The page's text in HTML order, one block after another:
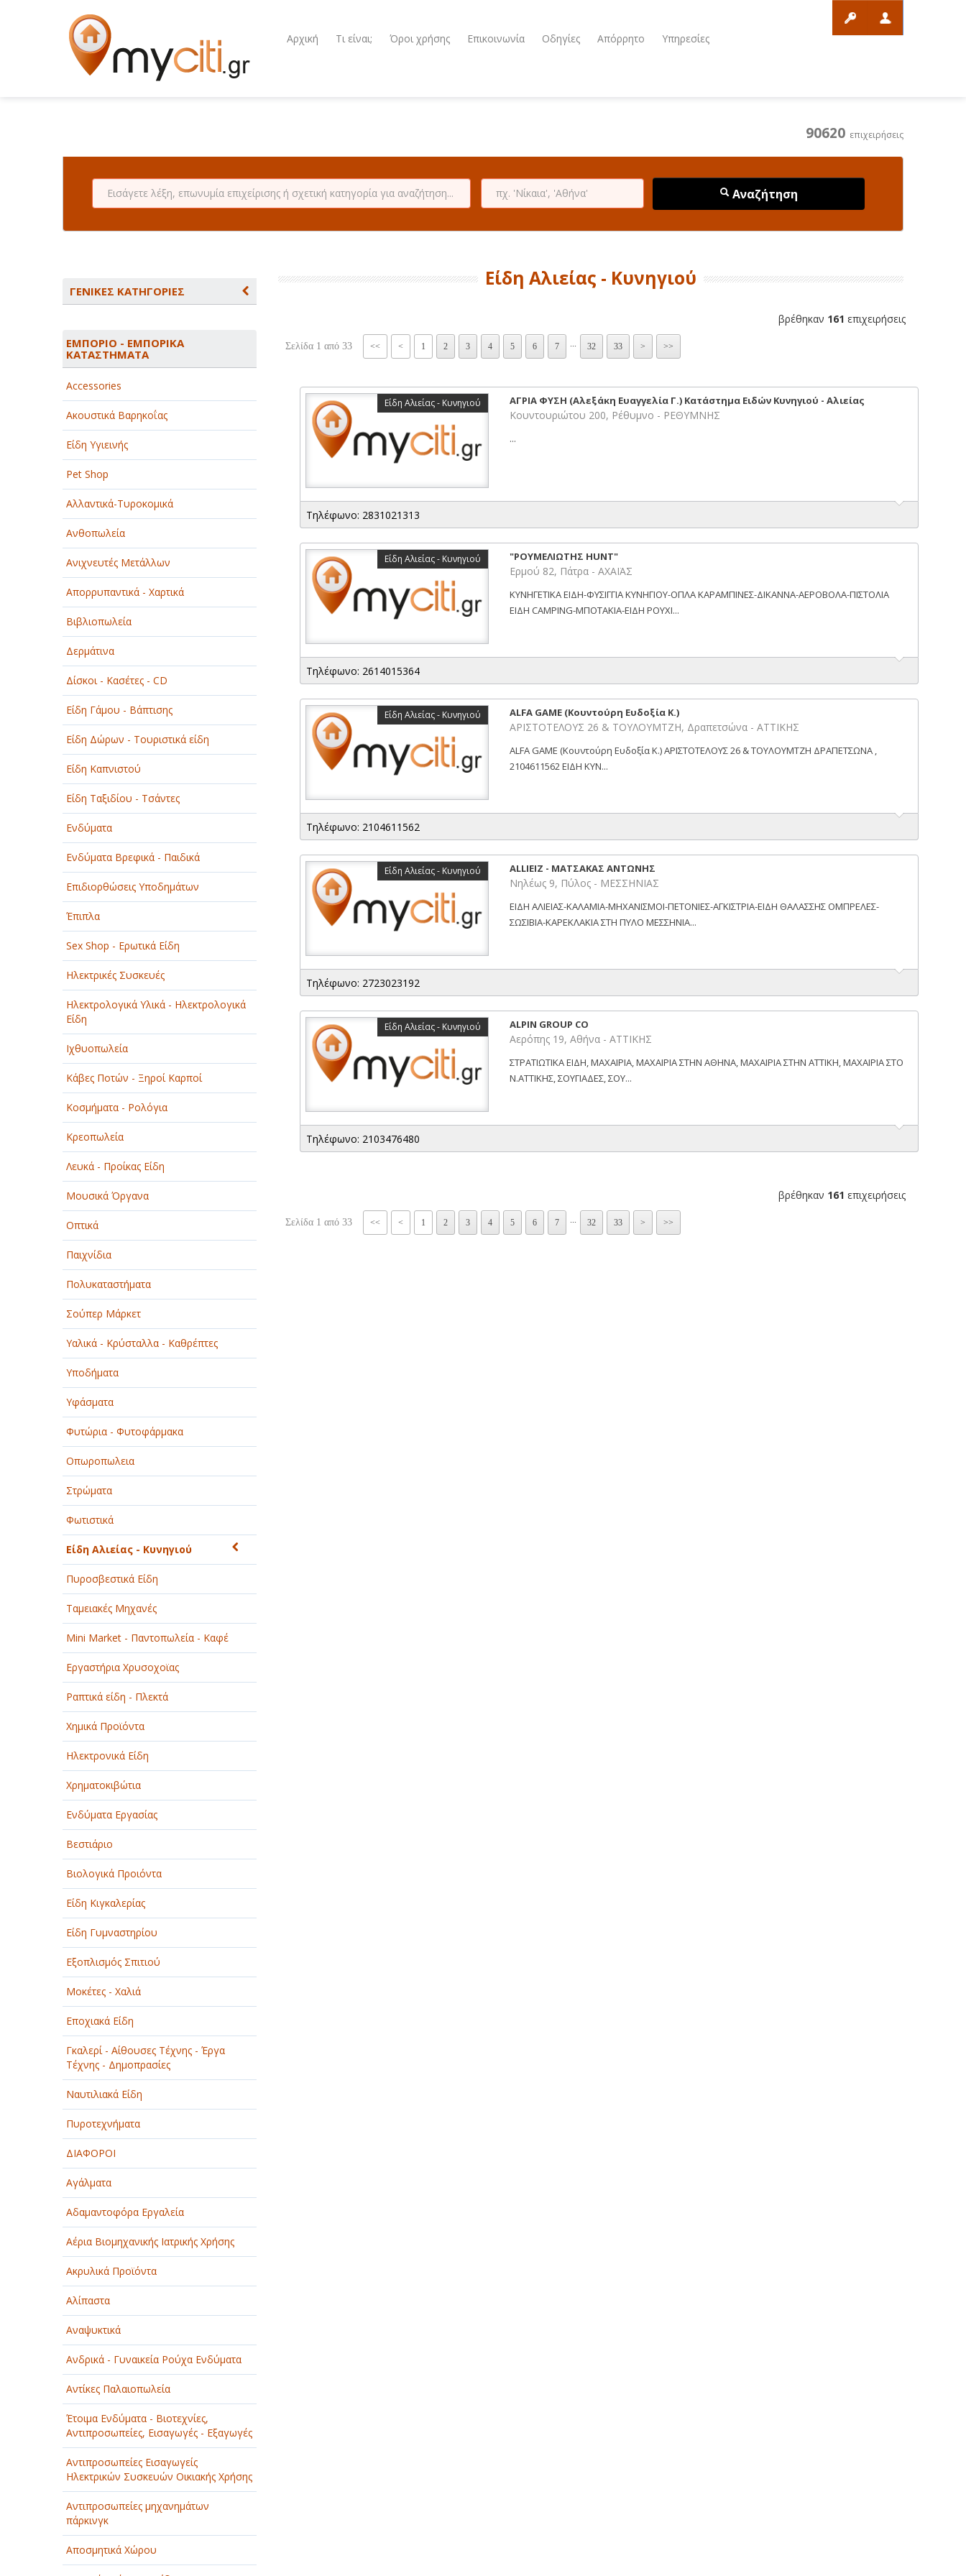
Αρχική Τι είναι; Όροι χρήσης Επικοινωνία Οδηγίες Απόρρητο Υπηρεσίες
90620 επιχειρήσεις
Αναζήτηση
ΓΕΝΙΚΕΣ ΚΑΤΗΓΟΡΙΕΣ
ΑΘΛΗΤΙΣΜΟΣ
ΑΥΤΟΚΙΝΗΤΑ - ΜΗΧΑΝΕΣ - ΣΚΑΦΗ
ΔΙΑΣΚΕΔΑΣΗ - ΨΥΧΑΓΩΓΙΑ - ΤΕΧΝΕΣ
ΔΙΑΦΗΜΙΣΗ - ΜΜΕ
ΕΚΚΛΗΣΙΕΣ - ΦΙΛΑΝΘΡΩΠΙΚΑ
ΣΩΜΑΤΕΙΑ
ΕΚΠΑΙΔΕΥΣΗ - ΣΧΟΛΕΣ
ΕΜΠΟΡΙΟ - ΕΜΠΟΡΙΚΑ
ΚΑΤΑΣΤΗΜΑΤΑ
ΕΡΓΟΣΤΑΣΙΑ - ΒΙΟΜΗΧΑΝΙΕΣ
ΞΕΝΟΔΟΧΕΙΑ - ΤΟΥΡΙΣΜΟΣ
ΟΜΟΡΦΙΑ
ΠΑΡΟΧΗ ΥΠΗΡΕΣΙΩΝ
ΤΕΧΝΙΚΑ - ΚΑΤΑΣΚΕΥΑΣΤΙΚΑ
ΤΕΧΝΟΛΟΓΙΑ
ΥΓΕΙΑ - ΙΑΤΡΟΙ
ΦΑΓΗΤΟ
ΕΜΠΟΡΙΟ - ΕΜΠΟΡΙΚΑ
ΚΑΤΑΣΤΗΜΑΤΑ
Accessories
Ακουστικά Βαρηκοΐας
Είδη Υγιεινής
Pet Shop
Αλλαντικά-Τυροκομικά
Ανθοπωλεία
Ανιχνευτές Μετάλλων
Απορρυπαντικά - Χαρτικά
Βιβλιοπωλεία
Δερμάτινα
Δίσκοι - Κασέτες - CD
Είδη Γάμου - Βάπτισης
Είδη Δώρων - Τουριστικά είδη
Είδη Καπνιστού
Είδη Ταξιδίου - Τσάντες
Ενδύματα
Ενδύματα Βρεφικά - Παιδικά
Επιδιορθώσεις Υποδημάτων
Έπιπλα
Sex Shop - Ερωτικά Είδη
Ηλεκτρικές Συσκευές
Ηλεκτρολογικά Υλικά - Ηλεκτρολογικά
Είδη
Ιχθυοπωλεία
Κάβες Ποτών - Ξηροί Καρποί
Κοσμήματα - Ρολόγια
Κρεοπωλεία
Λευκά - Προίκας Είδη
Μουσικά Όργανα
Οπτικά
Παιχνίδια
Πολυκαταστήματα
Σούπερ Μάρκετ
Υαλικά - Κρύσταλλα - Καθρέπτες
Υποδήματα
Υφάσματα
Φυτώρια - Φυτοφάρμακα
Οπωροπωλεια
Στρώματα
Φωτιστικά
Είδη Αλιείας - Κυνηγιού
Πυροσβεστικά Είδη
Ταμειακές Μηχανές
Mini Market - Παντοπωλεία - Καφέ
Εργαστήρια Χρυσοχοϊας
Ραπτικά είδη - Πλεκτά
Χημικά Προϊόντα
Ηλεκτρονικά Είδη
Χρηματοκιβώτια
Ενδύματα Εργασίας
Βεστιάριο
Βιολογικά Προιόντα
Είδη Κιγκαλερίας
Είδη Γυμναστηρίου
Εξοπλισμός Σπιτιού
Μοκέτες - Χαλιά
Εποχιακά Είδη
Γκαλερί - Αίθουσες Τέχνης - Έργα
Τέχνης - Δημοπρασίες
Ναυτιλιακά Είδη
Πυροτεχνήματα
ΔΙΑΦΟΡΟΙ
Αγάλματα
Αδαμαντοφόρα Εργαλεία
Αέρια Βιομηχανικής Ιατρικής Χρήσης
Ακρυλικά Προϊόντα
Αλίπαστα
Αναψυκτικά
Ανδρικά - Γυναικεία Ρούχα Ενδύματα
Αντίκες Παλαιοπωλεία
Έτοιμα Ενδύματα - Βιοτεχνίες,
Αντιπροσωπείες, Εισαγωγές - Εξαγωγές
Αντιπροσωπείες Εισαγωγείς
Ηλεκτρικών Συσκευών Οικιακής Χρήσης
Αντιπροσωπείες μηχανημάτων
πάρκινγκ
Αποσμητικά Χώρου
Είδη Αλιείας - Κυνηγιού
βρέθηκαν 161 επιχειρήσεις
Σελίδα 1 από 33 << < 1 2 3 4 5 6 7 ... 32 33 > >>
Είδη Αλιείας - Κυνηγιού ΑΓΡΙΑ ΦΥΣΗ (Αλεξάκη Ευαγγελία Γ.) Κατάστημα Ειδών Κυνηγιού - Αλιείας
Κουντουριώτου 200, Ρέθυμνο - ΡΕΘΥΜΝΗΣ
...
Τηλέφωνο: 2831021313
Είδη Αλιείας - Κυνηγιού "ΡΟΥΜΕΛΙΩΤΗΣ HUNT"
Ερμού 82, Πάτρα - ΑΧΑΪΑΣ
ΚΥΝΗΓΕΤΙΚΑ ΕΙΔΗ-ΦΥΣΙΓΓΙΑ ΚΥΝΗΓΙΟΥ-ΟΠΛΑ ΚΑΡΑΜΠΙΝΕΣ-ΔΙΚΑΝΝΑ-ΑΕΡΟΒΟΛΑ-ΠΙΣΤΟΛΙΑ
ΕΙΔΗ CAMPING-ΜΠΟΤΑΚΙΑ-ΕΙΔΗ ΡΟΥΧΙ...
Τηλέφωνο: 2614015364
Είδη Αλιείας - Κυνηγιού ALFA GAME (Κουντούρη Ευδοξία Κ.)
ΑΡΙΣΤΟΤΕΛΟΥΣ 26 & ΤΟΥΛΟΥΜΤΖΗ, Δραπετσώνα - ΑΤΤΙΚΗΣ
ALFA GAME (Κουντούρη Ευδοξία Κ.) ΑΡΙΣΤΟΤΕΛΟΥΣ 26 & ΤΟΥΛΟΥΜΤΖΗ ΔΡΑΠΕΤΣΩΝΑ ,
2104611562 ΕΙΔΗ ΚΥΝ...
Τηλέφωνο: 2104611562
Είδη Αλιείας - Κυνηγιού ALLIEIZ - ΜΑΤΣΑΚΑΣ ΑΝΤΩΝΗΣ
Νηλέως 9, Πύλος - ΜΕΣΣΗΝΙΑΣ
ΕΙΔΗ ΑΛΙΕΙΑΣ-ΚΑΛΑΜΙΑ-ΜΗΧΑΝΙΣΜΟΙ-ΠΕΤΟΝΙΕΣ-ΑΓΚΙΣΤΡΙΑ-ΕΙΔΗ ΘΑΛΑΣΣΗΣ ΟΜΠΡΕΛΕΣ-
ΣΩΣΙΒΙΑ-ΚΑΡΕΚΛΑΚΙΑ ΣΤΗ ΠΥΛΟ ΜΕΣΣΗΝΙΑ...
Τηλέφωνο: 2723023192
Είδη Αλιείας - Κυνηγιού ALPIN GROUP CO
Αερόπης 19, Αθήνα - ΑΤΤΙΚΗΣ
ΣΤΡΑΤΙΩΤΙΚΑ ΕΙΔΗ, ΜΑΧΑΙΡΙΑ, ΜΑΧΑΙΡΙΑ ΣΤΗΝ ΑΘΗΝΑ, ΜΑΧΑΙΡΙΑ ΣΤΗΝ ΑΤΤΙΚΗ, ΜΑΧΑΙΡΙΑ ΣΤΟ
Ν.ΑΤΤΙΚΗΣ, ΣΟΥΓΙΑΔΕΣ, ΣΟΥ...
Τηλέφωνο: 2103476480
βρέθηκαν 161 επιχειρήσεις
Σελίδα 1 από 33 << < 1 2 3 4 5 6 7 ... 32 33 > >>